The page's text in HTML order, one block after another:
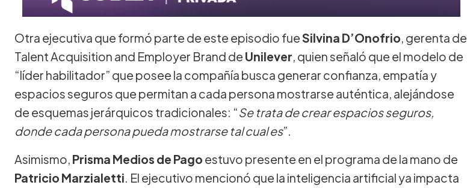
Otra ejecutiva que formó parte de este episodio fueSilvina D’Onofrio, gerenta de
Talent Acquisition and Employer Brand de Unilever, quien señaló que el modelo de
“líder habilitador” que posee la compañía busca generar confianza, empatía y
espacios seguros que permitan a cada persona mostrarse auténtica, alejándose
de esquemas jerárquicos tradicionales: “Se trata de crear espacios seguros,
donde cada persona pueda mostrarse tal cual es”.
Asimismo, Prisma Medios de Pago estuvo presente en el programa de la mano de
Patricio Marzialetti. El ejecutivo mencionó que la inteligencia artificial ya impacta